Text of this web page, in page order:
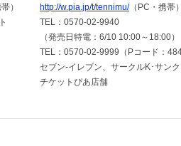
）
http://w.pia.jp/t/tennimu/（PC・携帯
TEL：0570-02-9940
（発売日特電：6/10 10:00～18:00）
TEL：0570-02-9999（Pコード：
セブン-イレブン、サークルK･サン
チケットぴあ店舗